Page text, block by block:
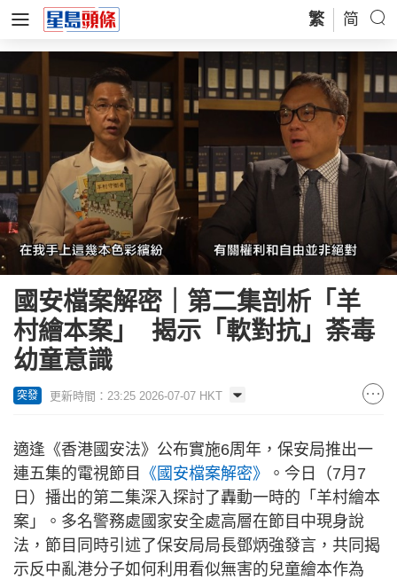
繁 简
國安檔案解密｜第二集剖析「羊
村繪本案」 揭示「軟對抗」荼毒
幼童意識
突發 更新時間：23:25 2026-07-07 HKT
適逢《香港國安法》公布實施6周年，保安局推出一
連五集的電視節目
《國安檔案解密》
。今日（7月7
日）播出的第二集深入探討了轟動一時的「羊村繪本
案」。多名警務處國家安全處高層在節目中現身說
法，節目同時引述了保安局局長鄧炳強發言，共同揭
示反中亂港分子如何利用看似無害的兒童繪本作為